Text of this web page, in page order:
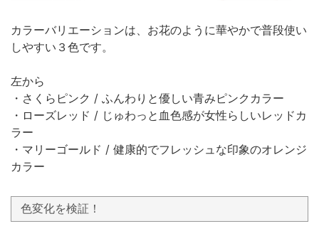
カラーバリエーションは、お花のように華やかで普段使い
しやすい３色です。
左から
・さくらピンク / ふんわりと優しい青みピンクカラー
・ローズレッド / じゅわっと血色感が女性らしいレッドカ
ラー
・マリーゴールド / 健康的でフレッシュな印象のオレンジ
カラー
色変化を検証！